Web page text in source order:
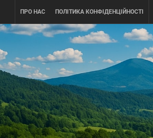
content
ПРО НАС ПОЛІТИКА КОНФІДЕНЦІЙНОСТІ